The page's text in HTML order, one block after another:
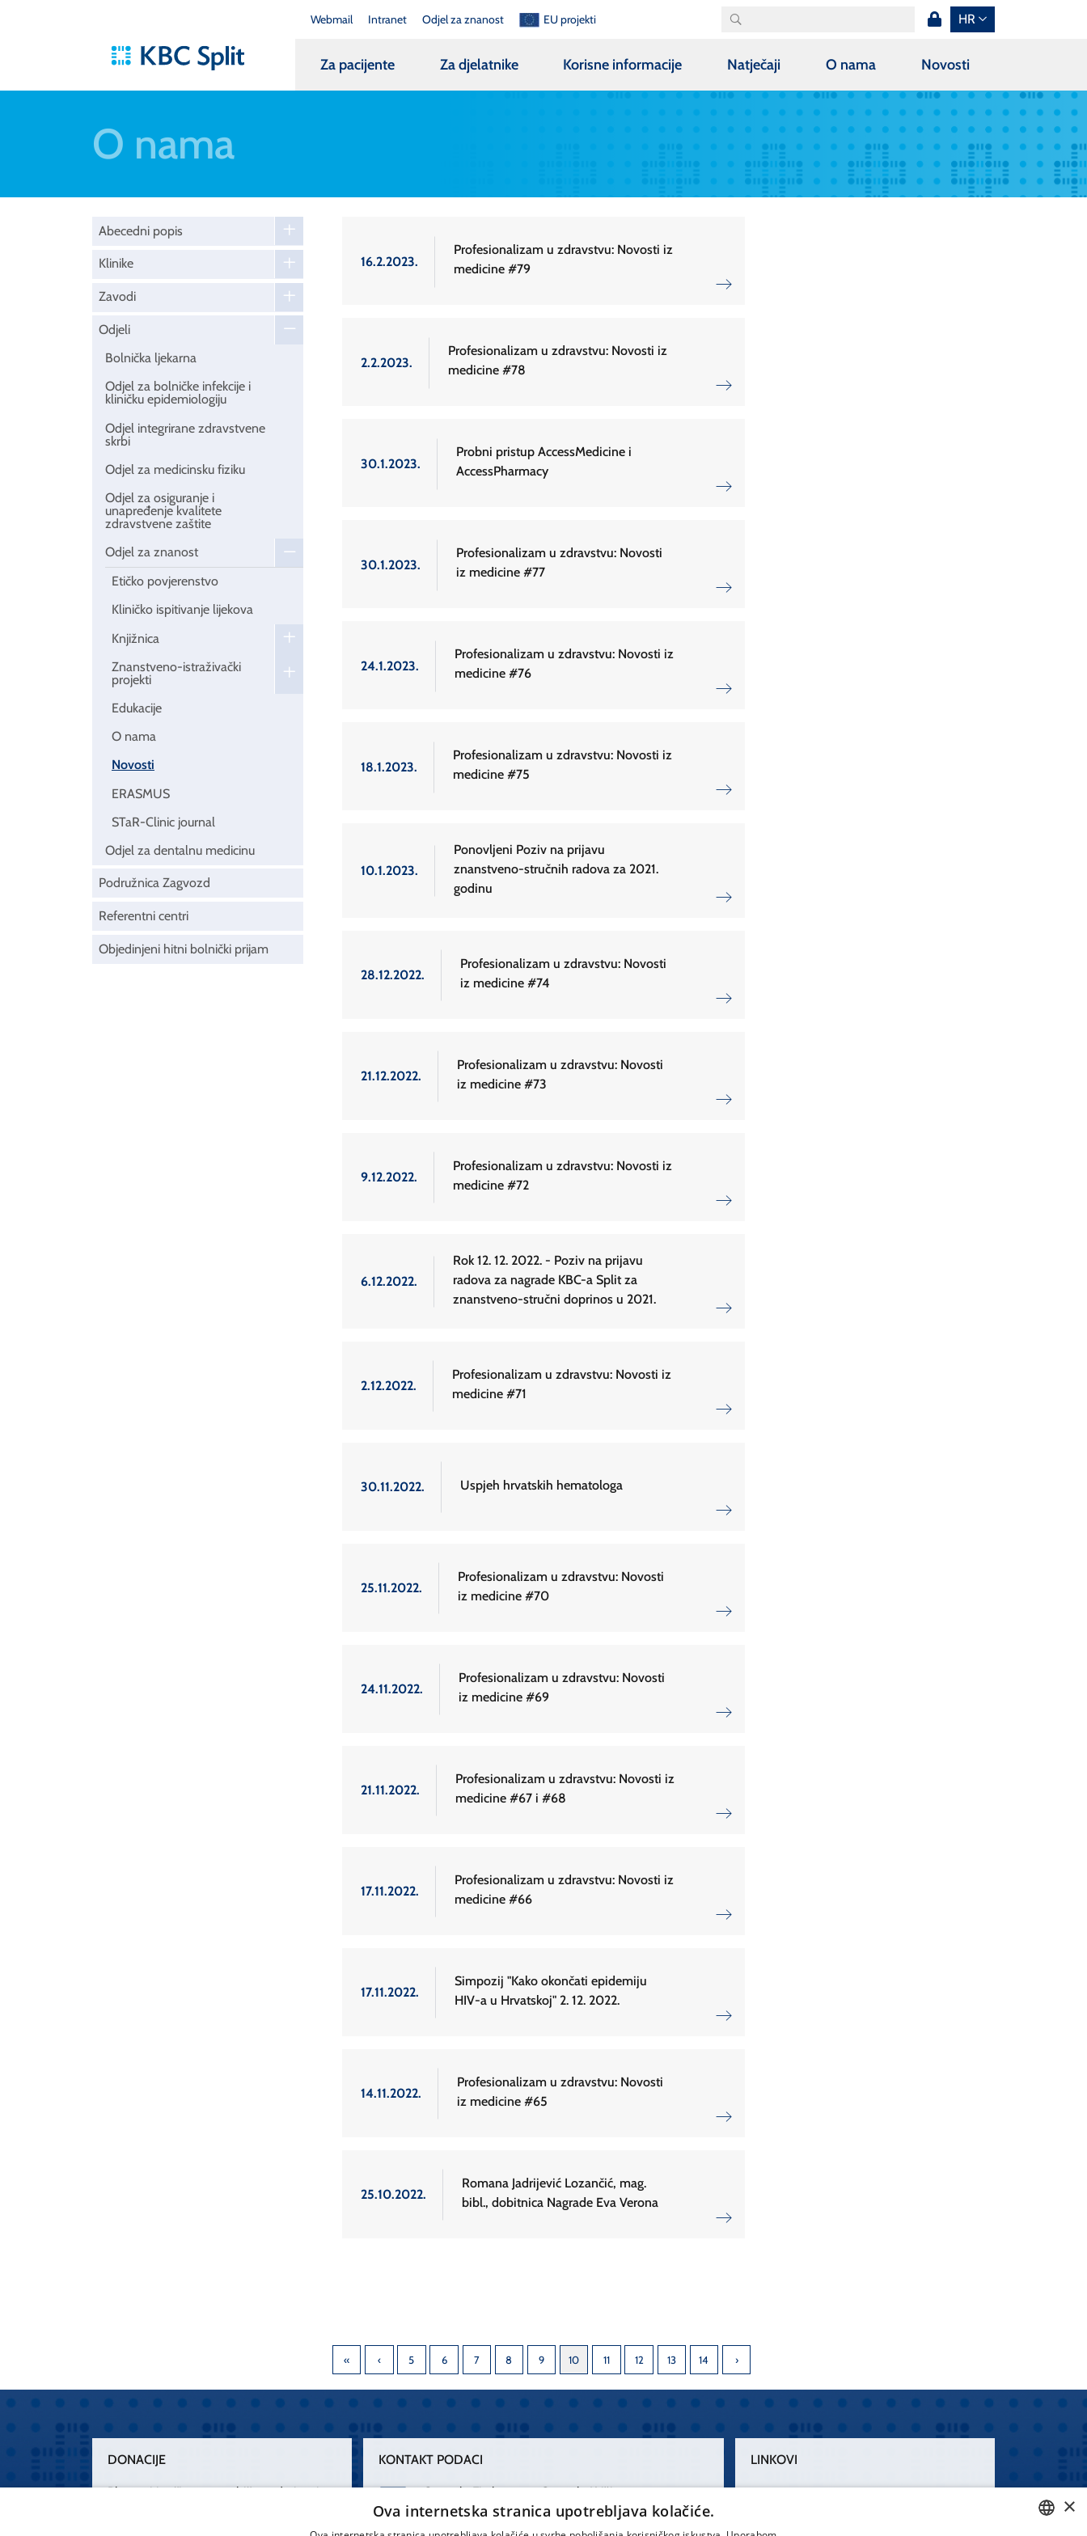
Webmail Intranet Odjel za znanost EU projekti HR
Za pacijente Za djelatnike Korisne informacije Natječaji O nama Novosti
O nama
Abecedni popis
Klinike
Zavodi
Odjeli
Bolnička ljekarna
Odjel za bolničke infekcije i
kliničku epidemiologiju
Odjel integrirane zdravstvene
skrbi
Odjel za medicinsku fiziku
Odjel za osiguranje i
unapređenje kvalitete
zdravstvene zaštite
Odjel za znanost
Etičko povjerenstvo
Kliničko ispitivanje lijekova
Knjižnica
Znanstveno-istraživački
projekti
Edukacije
O nama
Novosti
ERASMUS
STaR-Clinic journal
Odjel za dentalnu medicinu
Podružnica Zagvozd
Referentni centri
Objedinjeni hitni bolnički prijam
16.2.2023.
Profesionalizam u zdravstvu: Novosti iz
medicine #79
2.2.2023.
Profesionalizam u zdravstvu: Novosti iz
medicine #78
30.1.2023.
Probni pristup AccessMedicine i
AccessPharmacy
30.1.2023.
Profesionalizam u zdravstvu: Novosti
iz medicine #77
24.1.2023.
Profesionalizam u zdravstvu: Novosti iz
medicine #76
18.1.2023.
Profesionalizam u zdravstvu: Novosti iz
medicine #75
10.1.2023.
Ponovljeni Poziv na prijavu
znanstveno-stručnih radova za 2021.
godinu
28.12.2022.
Profesionalizam u zdravstvu: Novosti
iz medicine #74
21.12.2022.
Profesionalizam u zdravstvu: Novosti
iz medicine #73
9.12.2022.
Profesionalizam u zdravstvu: Novosti iz
medicine #72
6.12.2022.
Rok 12. 12. 2022. - Poziv na prijavu
radova za nagrade KBC-a Split za
znanstveno-stručni doprinos u 2021.
2.12.2022.
Profesionalizam u zdravstvu: Novosti iz
medicine #71
30.11.2022. Uspjeh hrvatskih hematologa
25.11.2022.
Profesionalizam u zdravstvu: Novosti
iz medicine #70
24.11.2022.
Profesionalizam u zdravstvu: Novosti
iz medicine #69
21.11.2022.
Profesionalizam u zdravstvu: Novosti iz
medicine #67 i #68
17.11.2022.
Profesionalizam u zdravstvu: Novosti iz
medicine #66
17.11.2022.
Simpozij "Kako okončati epidemiju
HIV-a u Hrvatskoj" 2. 12. 2022.
14.11.2022.
Profesionalizam u zdravstvu: Novosti
iz medicine #65
25.10.2022.
Romana Jadrijević Lozančić, mag.
bibl., dobitnica Nagrade Eva Verona
5 6 7 8 9 10 11 12 13 14
DONACIJE
Plemenitim činom nesebičnog darivanja
„Zarazimo“ se dobrotom, donirajmo od
KONTAKT PODACI
Centrala Firule
021 556 111
Centrala Križine
021 557 111
LINKOVI
×
Ova internetska stranica upotrebljava kolačiće.